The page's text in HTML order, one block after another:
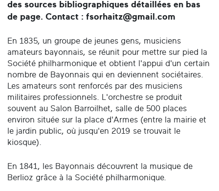
des sources bibliographiques détaillées en bas
de page. Contact : fsorhaitz@gmail.com
En 1835, un groupe de jeunes gens, musiciens
amateurs bayonnais, se réunit pour mettre sur pied la
Société philharmonique et obtient l'appui d'un certain
nombre de Bayonnais qui en deviennent sociétaires.
Les amateurs sont renforcés par des musiciens
militaires professionnels. L'orchestre se produit
souvent au Salon Barroilhet, salle de 500 places
environ située sur la place d'Armes (entre la mairie et
le jardin public, où jusqu'en 2019 se trouvait le
kiosque).
En 1841, les Bayonnais découvrent la musique de
Berlioz grâce à la Société philharmonique.